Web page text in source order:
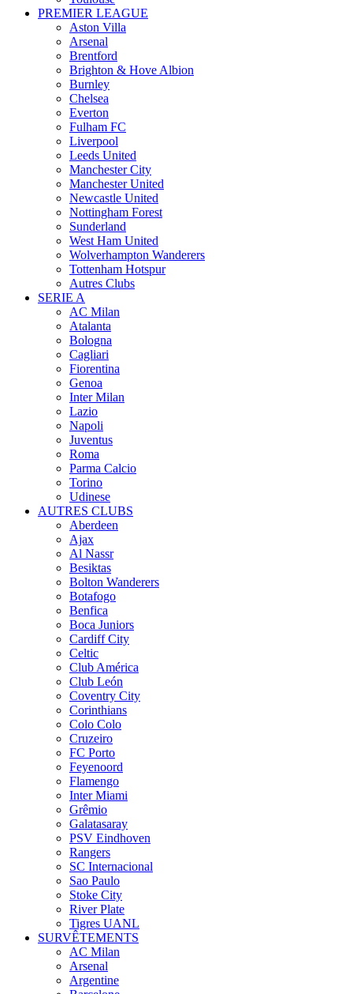
PREMIER LEAGUE
Aston Villa
Arsenal
Brentford
Brighton & Hove Albion
Burnley
Chelsea
Everton
Fulham FC
Liverpool
Leeds United
Manchester City
Manchester United
Newcastle United
Nottingham Forest
Sunderland
West Ham United
Wolverhampton Wanderers
Tottenham Hotspur
Autres Clubs
SERIE A
AC Milan
Atalanta
Bologna
Cagliari
Fiorentina
Genoa
Inter Milan
Lazio
Napoli
Juventus
Roma
Parma Calcio
Torino
Udinese
AUTRES CLUBS
Aberdeen
Ajax
Al Nassr
Besiktas
Bolton Wanderers
Botafogo
Benfica
Boca Juniors
Cardiff City
Celtic
Club América
Club León
Coventry City
Corinthians
Colo Colo
Cruzeiro
FC Porto
Feyenoord
Flamengo
Inter Miami
Grêmio
Galatasaray
PSV Eindhoven
Rangers
SC Internacional
Sao Paulo
Stoke City
River Plate
Tigres UANL
SURVÊTEMENTS
AC Milan
Arsenal
Argentine